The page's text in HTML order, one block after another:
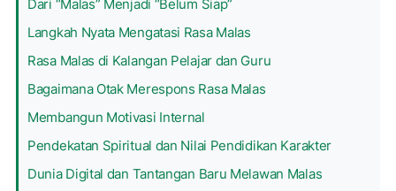
Dari “Malas” Menjadi “Belum Siap”
Langkah Nyata Mengatasi Rasa Malas
Rasa Malas di Kalangan Pelajar dan Guru
Bagaimana Otak Merespons Rasa Malas
Membangun Motivasi Internal
Pendekatan Spiritual dan Nilai Pendidikan Karakter
Dunia Digital dan Tantangan Baru Melawan Malas